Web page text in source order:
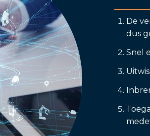
De
dus
Snel